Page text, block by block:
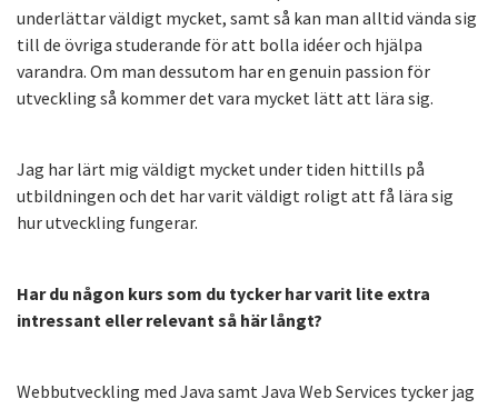
underlättar väldigt mycket, samt så kan man alltid vända sig
till de övriga studerande för att bolla idéer och hjälpa
varandra. Om man dessutom har en genuin passion för
utveckling så kommer det vara mycket lätt att lära sig.
Jag har lärt mig väldigt mycket under tiden hittills på
utbildningen och det har varit väldigt roligt att få lära sig
hur utveckling fungerar.
Har du någon kurs som du tycker har varit lite extra
intressant eller relevant så här långt?
Webbutveckling med Java samt Java Web Services tycker jag